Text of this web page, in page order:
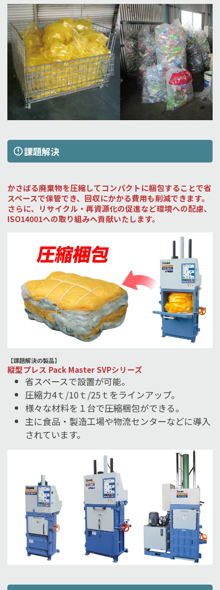
課題解決
かさばる廃棄物を圧縮してコンパクトに梱包することで省
スペースで保管でき、回収にかかる費用も削減できます。
さらに、リサイクル・再資源化の促進など環境への配慮、
ISO14001への取り組みへ貢献いたします。
【課題解決の製品】
縦型プレス Pack Master SVPシリーズ
省スペースで設置が可能。
圧縮力4ｔ/10ｔ/25ｔをラインアップ。
様々な材料を１台で圧縮梱包ができる。
主に食品・製造工場や物流センターなどに導入
されています。